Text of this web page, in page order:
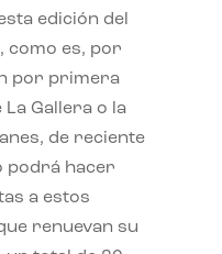
edición del
como es, por
por primera
Gallera o la
de reciente
podrá hacer
a estos
renuevan su